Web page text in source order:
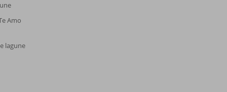
Amo
lagune